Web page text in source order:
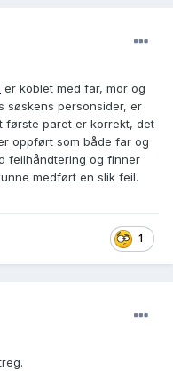
er koblet med far, mor og
søskens personsider, er
første paret er korrekt, det
oppført som både far og
feilhåndtering og finner
medført en slik feil.
1